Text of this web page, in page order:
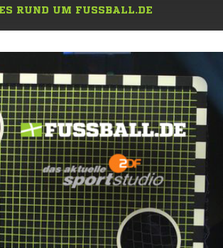
RUND UM FUSSBALL.DE